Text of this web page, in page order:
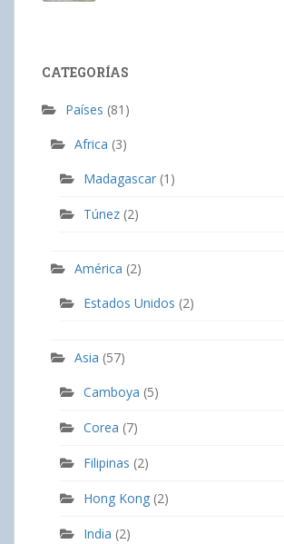
CATEGORÍAS
Países (81)
Africa (3)
Madagascar (1)
Túnez (2)
América (2)
Estados Unidos (2)
Asia (57)
Camboya (5)
Corea (7)
Filipinas (2)
Hong Kong (2)
India (2)